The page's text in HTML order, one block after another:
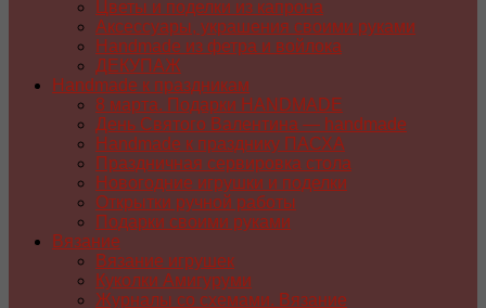
Цветы и поделки из капрона
Аксессуары, украшения своими руками
Handmade из фетра и войлока
ДЕКУПАЖ
Handmade к праздникам
8 марта. Подарки HANDMADE
День Святого Валентина — handmade
Handmade к празднику ПАСХA
Праздничная сервировка стола
Новогодние игрушки и поделки
Открытки ручной работы
Подарки своими руками
Вязание
Вязание игрушек
Куколки Амигуруми
Журналы со схемами. Вязание